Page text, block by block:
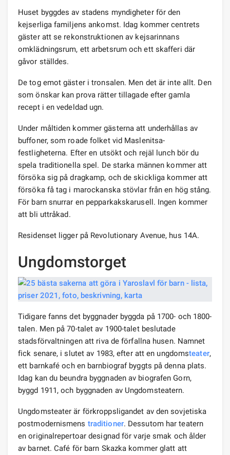
Huset byggdes av stadens myndigheter för den
kejserliga familjens ankomst. Idag kommer centrets
gäster att se rekonstruktionen av kejsarinnans
omklädningsrum, ett arbetsrum och ett skafferi där
gåvor ställdes.
De tog emot gäster i tronsalen. Men det är inte allt. Den
som önskar kan prova rätter tillagade efter gamla
recept i en vedeldad ugn.
Under måltiden kommer gästerna att underhållas av
buffoner, som roade folket vid Maslenitsa-
festligheterna. Efter en utsökt och rejäl lunch bör du
spela traditionella spel. De starka männen kommer att
försöka sig på dragkamp, ​​och de skickliga kommer att
försöka få tag i marockanska stövlar från en hög stång.
För barn snurrar en pepparkakskarusell. Ingen kommer
att bli uttråkad.
Residenset ligger på Revolutionary Avenue, hus 14A.
Ungdomstorget
Tidigare fanns det byggnader byggda på 1700- och 1800-
talen. Men på 70-talet av 1900-talet beslutade
stadsförvaltningen att riva de förfallna husen. Namnet
fick senare, i slutet av 1983, efter att en ungdomsteater,
ett barnkafé och en barnbiograf byggts på denna plats.
Idag kan du beundra byggnaden av biografen Gorn,
byggd 1911, och byggnaden av Ungdomsteatern.
Ungdomsteater är förkroppsligandet av den sovjetiska
postmodernismens traditioner. Dessutom har teatern
en originalrepertoar designad för varje smak och ålder
av barnet. Café för barn Skazka kommer glatt att